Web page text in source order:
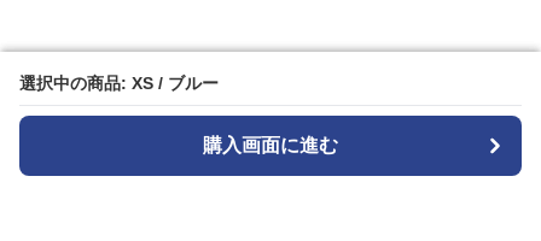
選択中の商品: XS / ブルー
購入画面に進む
選択中の商品: XS / ブルー
購入画面に進む